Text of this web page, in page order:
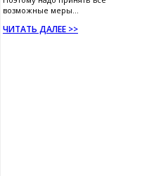
возможные меры...
ЧИТАТЬ ДАЛЕЕ >>